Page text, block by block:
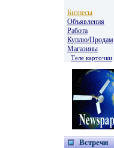
Бизнесы
Объявления
Работа
Куплю/Продам
Магазины
Теле карточки
Встречи